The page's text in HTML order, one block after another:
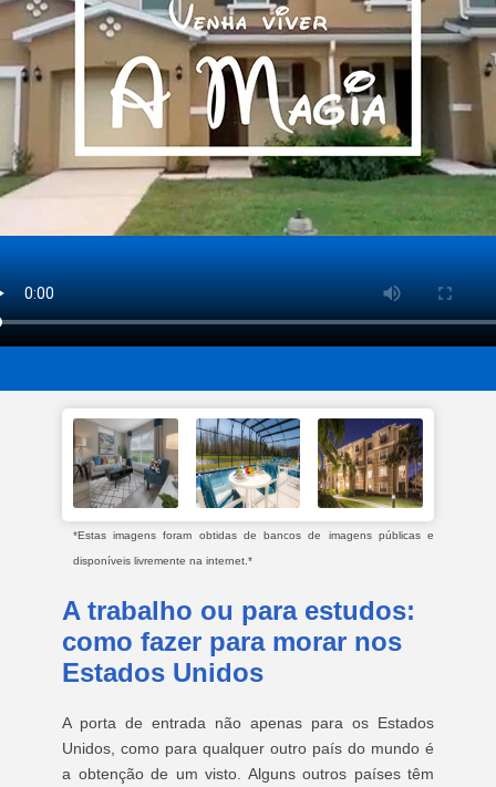
*Estas imagens foram obtidas de bancos de imagens públicas e
disponíveis livremente na internet.*
A trabalho ou para estudos:
como fazer para morar nos
Estados Unidos
A porta de entrada não apenas para os Estados
Unidos, como para qualquer outro país do mundo é
a obtenção de um visto. Alguns outros países têm